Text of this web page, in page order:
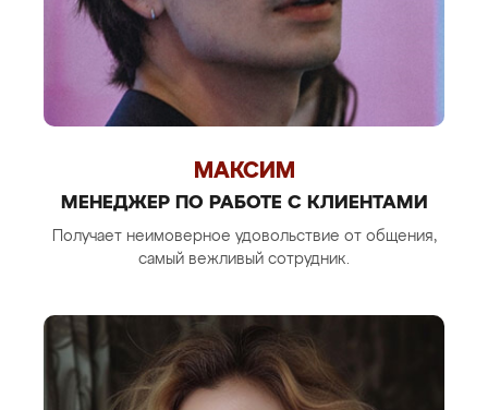
МАКСИМ
МЕНЕДЖЕР ПО РАБОТЕ С КЛИЕНТАМИ
Получает неимоверное удовольствие от общения,
самый вежливый сотрудник.